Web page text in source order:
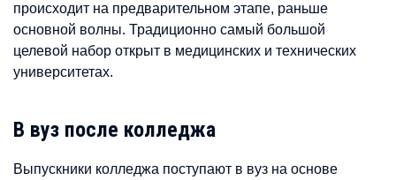
происходит на предварительном этапе, раньше
основной волны. Традиционно самый большой
целевой набор открыт в медицинских и технических
университетах.
В вуз после колледжа
Выпускники колледжа поступают в вуз на основе